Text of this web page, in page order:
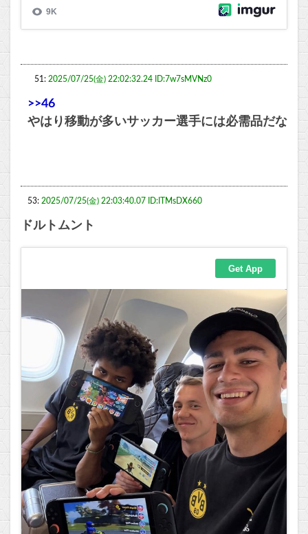
51: 2025/07/25(金) 22:02:32.24 ID:7w7sMVNz0
>>46
やはり移動が多いサッカー選手には必需品だな
53: 2025/07/25(金) 22:03:40.07 ID:ITMsDX660
ドルトムント